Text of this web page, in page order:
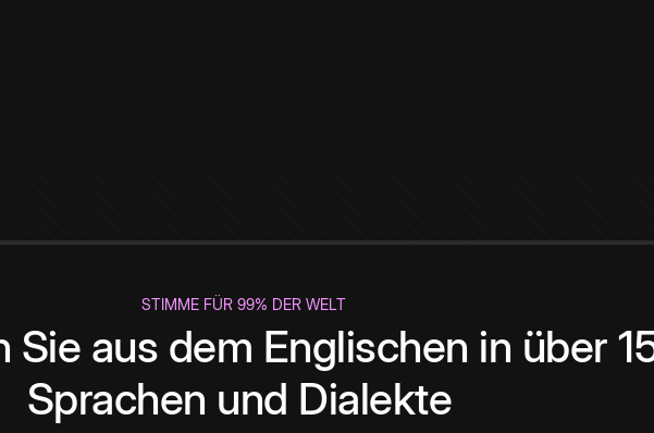
STIMME FÜR 99% DER WELT
Sie aus dem Englischen in über
Sprachen und Dialekte